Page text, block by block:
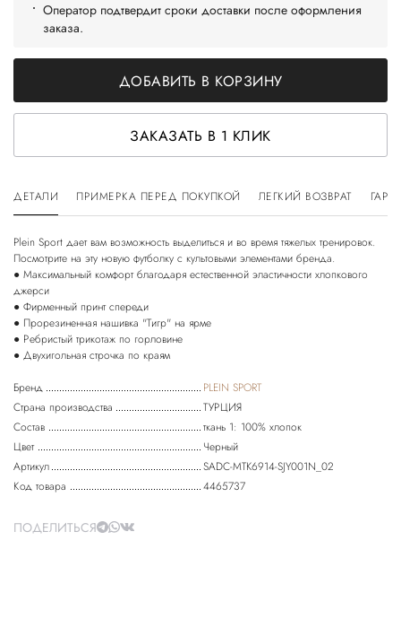
Оператор подтвердит сроки доставки после оформления
заказа.
ДОБАВИТЬ В КОРЗИНУ
ЗАКАЗАТЬ В 1 КЛИК
ДЕТАЛИ ПРИМЕРКА ПЕРЕД ПОКУПКОЙ ЛЕГКИЙ ВОЗВРАТ
Plein Sport дает вам возможность выделиться и во время тяжелых тренировок.
Посмотрите на эту новую футболку с культовыми элементами бренда.
● Максимальный комфорт благодаря естественной эластичности хлопкового
джерси
● Фирменный принт спереди
● Прорезиненная нашивка "Тигр" на ярме
● Ребристый трикотаж по горловине
● Двухигольная строчка по краям
Бренд
PLEIN SPORT
Страна производства
ТУРЦИЯ
Состав
ткань 1: 100% хлопок
Цвет
Черный
Артикул
SADC-MTK6914-SJY001N_02
Код товара
4465737
ПОДЕЛИТЬСЯ